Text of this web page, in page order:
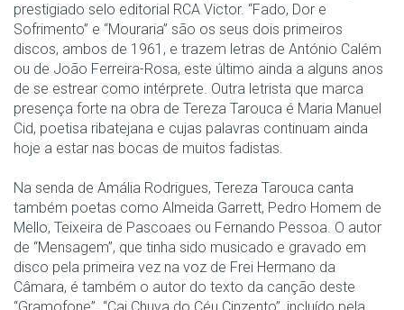
prestigiado selo editorial RCA Victor. “Fado, Dor e
Sofrimento” e “Mouraria” são os seus dois primeiros
discos, ambos de 1961, e trazem letras de António Calém
ou de João Ferreira-Rosa, este último ainda a alguns anos
de se estrear como intérprete. Outra letrista que marca
presença forte na obra de Tereza Tarouca é Maria Manuel
Cid, poetisa ribatejana e cujas palavras continuam ainda
hoje a estar nas bocas de muitos fadistas.
Na senda de Amália Rodrigues, Tereza Tarouca canta
também poetas como Almeida Garrett, Pedro Homem de
Mello, Teixeira de Pascoaes ou Fernando Pessoa. O autor
de “Mensagem”, que tinha sido musicado e gravado em
disco pela primeira vez na voz de Frei Hermano da
Câmara, é também o autor do texto da canção deste